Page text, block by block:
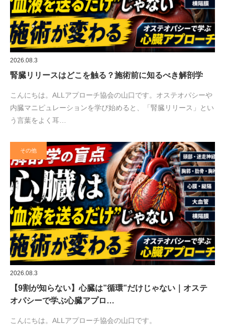
2026.08.3
腎臓リリースはどこを触る？施術前に知るべき解剖学
こんにちは。ALLアプローチ協会の山口です。オステオパシーや
内臓マニピュレーションを学び始めると、「腎臓リリース」とい
う言葉をよく耳…
その他
2026.08.3
【9割が知らない】心臓は”循環”だけじゃない｜オステ
オパシーで学ぶ心臓アプロ…
こんにちは。ALLアプローチ協会の山口です。